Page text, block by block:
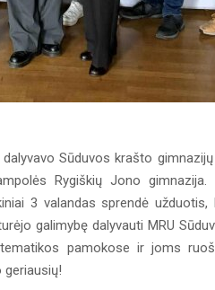
Sūduvos krašto
Rygiškių Jono gimnazija.
3 valandas sprendė
galimybę dalyvauti MRU
pamokose ir joms
geriausių!